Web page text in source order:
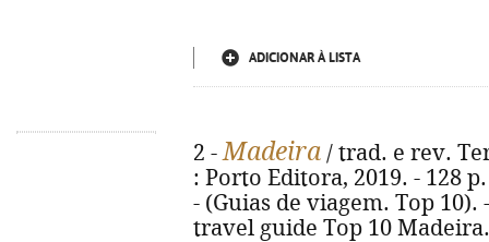
ADICIONAR À LISTA
2 -Madeira / trad. e rev.
: Porto Editora, 2019. - 128
- (Guias de viagem. Top
travel guide Top 10 Madeira.